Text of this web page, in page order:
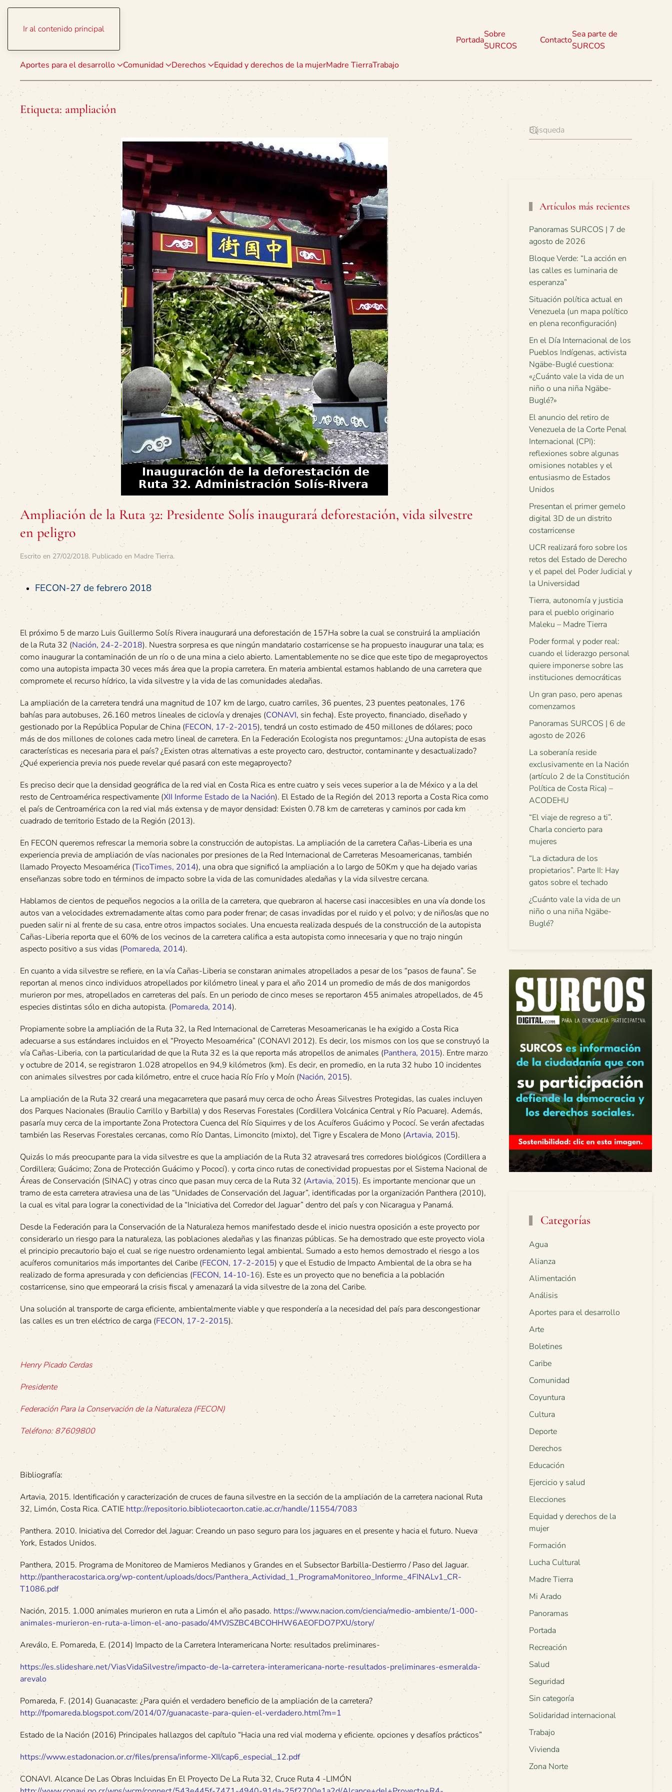
Ir al contenido principal
Aportes para el desarrollo Comunidad Derechos Equidad y derechos de la mujerMadre TierraTrabajo
Portada
Sobre
SURCOS
Contacto
Sea parte de
SURCOS
Etiqueta: ampliación
Ampliación de la Ruta 32: Presidente Solís inaugurará deforestación, vida silvestre
en peligro
Escrito en 27/02/2018. Publicado en Madre Tierra.
FECON-27 de febrero 2018
El próximo 5 de marzo Luis Guillermo Solís Rivera inaugurará una deforestación de 157Ha sobre la cual se construirá la ampliación
de la Ruta 32 (Nación, 24-2-2018). Nuestra sorpresa es que ningún mandatario costarricense se ha propuesto inaugurar una tala; es
como inaugurar la contaminación de un río o de una mina a cielo abierto. Lamentablemente no se dice que este tipo de megaproyectos
como una autopista impacta 30 veces más área que la propia carretera. En materia ambiental estamos hablando de una carretera que
compromete el recurso hídrico, la vida silvestre y la vida de las comunidades aledañas.
La ampliación de la carretera tendrá una magnitud de 107 km de largo, cuatro carriles, 36 puentes, 23 puentes peatonales, 176
bahías para autobuses, 26.160 metros lineales de ciclovía y drenajes (CONAVI, sin fecha). Este proyecto, financiado, diseñado y
gestionado por la República Popular de China (FECON, 17-2-2015), tendrá un costo estimado de 450 millones de dólares; poco
más de dos millones de colones cada metro lineal de carretera. En la Federación Ecologista nos preguntamos: ¿Una autopista de esas
características es necesaria para el país? ¿Existen otras alternativas a este proyecto caro, destructor, contaminante y desactualizado?
¿Qué experiencia previa nos puede revelar qué pasará con este megaproyecto?
Es preciso decir que la densidad geográfica de la red vial en Costa Rica es entre cuatro y seis veces superior a la de México y a la del
resto de Centroamérica respectivamente (XII Informe Estado de la Nación). El Estado de la Región del 2013 reporta a Costa Rica como
el país de Centroamérica con la red vial más extensa y de mayor densidad: Existen 0.78 km de carreteras y caminos por cada km
cuadrado de territorio Estado de la Región (2013).
En FECON queremos refrescar la memoria sobre la construcción de autopistas. La ampliación de la carretera Cañas-Liberia es una
experiencia previa de ampliación de vías nacionales por presiones de la Red Internacional de Carreteras Mesoamericanas, también
llamado Proyecto Mesoamérica (TicoTimes, 2014), una obra que significó la ampliación a lo largo de 50Km y que ha dejado varias
enseñanzas sobre todo en términos de impacto sobre la vida de las comunidades aledañas y la vida silvestre cercana.
Hablamos de cientos de pequeños negocios a la orilla de la carretera, que quebraron al hacerse casi inaccesibles en una vía donde los
autos van a velocidades extremadamente altas como para poder frenar; de casas invadidas por el ruido y el polvo; y de niños/as que no
pueden salir ni al frente de su casa, entre otros impactos sociales. Una encuesta realizada después de la construcción de la autopista
Cañas-Liberia reporta que el 60% de los vecinos de la carretera califica a esta autopista como innecesaria y que no trajo ningún
aspecto positivo a sus vidas (Pomareda, 2014).
En cuanto a vida silvestre se refiere, en la vía Cañas-Liberia se constaran animales atropellados a pesar de los “pasos de fauna”. Se
reportan al menos cinco individuos atropellados por kilómetro lineal y para el año 2014 un promedio de más de dos manigordos
murieron por mes, atropellados en carreteras del país. En un periodo de cinco meses se reportaron 455 animales atropellados, de 45
especies distintas sólo en dicha autopista. (Pomareda, 2014).
Propiamente sobre la ampliación de la Ruta 32, la Red Internacional de Carreteras Mesoamericanas le ha exigido a Costa Rica
adecuarse a sus estándares incluidos en el “Proyecto Mesoamérica” (CONAVI 2012). Es decir, los mismos con los que se construyó la
vía Cañas-Liberia, con la particularidad de que la Ruta 32 es la que reporta más atropellos de animales (Panthera, 2015). Entre marzo
y octubre de 2014, se registraron 1.028 atropellos en 94,9 kilómetros (km). Es decir, en promedio, en la ruta 32 hubo 10 incidentes
con animales silvestres por cada kilómetro, entre el cruce hacia Río Frío y Moín (Nación, 2015).
La ampliación de la Ruta 32 creará una megacarretera que pasará muy cerca de ocho Áreas Silvestres Protegidas, las cuales incluyen
dos Parques Nacionales (Braulio Carrillo y Barbilla) y dos Reservas Forestales (Cordillera Volcánica Central y Río Pacuare). Además,
pasaría muy cerca de la importante Zona Protectora Cuenca del Río Siquirres y de los Acuíferos Guácimo y Pococí. Se verán afectadas
también las Reservas Forestales cercanas, como Río Dantas, Limoncito (mixto), del Tigre y Escalera de Mono (Artavia, 2015).
Quizás lo más preocupante para la vida silvestre es que la ampliación de la Ruta 32 atravesará tres corredores biológicos (Cordillera a
Cordillera; Guácimo; Zona de Protección Guácimo y Pococí). y corta cinco rutas de conectividad propuestas por el Sistema Nacional de
Áreas de Conservación (SINAC) y otras cinco que pasan muy cerca de la Ruta 32 (Artavia, 2015). Es importante mencionar que un
tramo de esta carretera atraviesa una de las “Unidades de Conservación del Jaguar”, identificadas por la organización Panthera (2010),
la cual es vital para lograr la conectividad de la “Iniciativa del Corredor del Jaguar” dentro del país y con Nicaragua y Panamá.
Desde la Federación para la Conservación de la Naturaleza hemos manifestado desde el inicio nuestra oposición a este proyecto por
considerarlo un riesgo para la naturaleza, las poblaciones aledañas y las finanzas públicas. Se ha demostrado que este proyecto viola
el principio precautorio bajo el cual se rige nuestro ordenamiento legal ambiental. Sumado a esto hemos demostrado el riesgo a los
acuíferos comunitarios más importantes del Caribe (FECON, 17-2-2015) y que el Estudio de Impacto Ambiental de la obra se ha
realizado de forma apresurada y con deficiencias (FECON, 14-10-16). Este es un proyecto que no beneficia a la población
costarricense, sino que empeorará la crisis fiscal y amenazará la vida silvestre de la zona del Caribe.
Una solución al transporte de carga eficiente, ambientalmente viable y que respondería a la necesidad del país para descongestionar
las calles es un tren eléctrico de carga (FECON, 17-2-2015).
Henry Picado Cerdas
Presidente
Federación Para la Conservación de la Naturaleza (FECON)
Teléfono: 87609800
Bibliografía:
Artavia, 2015. Identificación y caracterización de cruces de fauna silvestre en la sección de la ampliación de la carretera nacional Ruta
32, Limón, Costa Rica. CATIE http://repositorio.bibliotecaorton.catie.ac.cr/handle/11554/7083
Panthera. 2010. Iniciativa del Corredor del Jaguar: Creando un paso seguro para los jaguares en el presente y hacia el futuro. Nueva
York, Estados Unidos.
Panthera, 2015. Programa de Monitoreo de Mamieros Medianos y Grandes en el Subsector Barbilla-Destierrro / Paso del Jaguar.
http://pantheracostarica.org/wp-content/uploads/docs/Panthera_Actividad_1_ProgramaMonitoreo_Informe_4FINALv1_CR-
T1086.pdf
Nación, 2015. 1.000 animales murieron en ruta a Limón el año pasado. https://www.nacion.com/ciencia/medio-ambiente/1-000-
animales-murieron-en-ruta-a-limon-el-ano-pasado/4MVJSZBC4BCOHHW6AEOFDO7PXU/story/
Areválo, E. Pomareda, E. (2014) Impacto de la Carretera Interamericana Norte: resultados preliminares-
https://es.slideshare.net/ViasVidaSilvestre/impacto-de-la-carretera-interamericana-norte-resultados-preliminares-esmeralda-
arevalo
Pomareda, F. (2014) Guanacaste: ¿Para quién el verdadero beneficio de la ampliación de la carretera?
http://fpomareda.blogspot.com/2014/07/guanacaste-para-quien-el-verdadero.html?m=1
Estado de la Nación (2016) Principales hallazgos del capítulo “Hacia una red vial moderna y eficiente. opciones y desafíos prácticos”
https://www.estadonacion.or.cr/files/prensa/informe-XII/cap6_especial_12.pdf
CONAVI. Alcance De Las Obras Incluidas En El Proyecto De La Ruta 32, Cruce Ruta 4 -LIMÓN
Artículos más recientes
Panoramas SURCOS | 7 de
agosto de 2026
Bloque Verde: “La acción en
las calles es luminaria de
esperanza”
Situación política actual en
Venezuela (un mapa político
en plena reconfiguración)
En el Día Internacional de los
Pueblos Indígenas, activista
Ngäbe-Buglé cuestiona:
«¿Cuánto vale la vida de un
niño o una niña Ngäbe-
Buglé?»
El anuncio del retiro de
Venezuela de la Corte Penal
Internacional (CPI):
reflexiones sobre algunas
omisiones notables y el
entusiasmo de Estados
Unidos
Presentan el primer gemelo
digital 3D de un distrito
costarricense
UCR realizará foro sobre los
retos del Estado de Derecho
y el papel del Poder Judicial y
la Universidad
Tierra, autonomía y justicia
para el pueblo originario
Maleku – Madre Tierra
Poder formal y poder real:
cuando el liderazgo personal
quiere imponerse sobre las
instituciones democráticas
Un gran paso, pero apenas
comenzamos
Panoramas SURCOS | 6 de
agosto de 2026
La soberanía reside
exclusivamente en la Nación
(artículo 2 de la Constitución
Política de Costa Rica) –
ACODEHU
“El viaje de regreso a ti”.
Charla concierto para
mujeres
“La dictadura de los
propietarios”. Parte II: Hay
gatos sobre el techado
¿Cuánto vale la vida de un
niño o una niña Ngäbe-
Buglé?
Categorías
Agua
Alianza
Alimentación
Análisis
Aportes para el desarrollo
Arte
Boletines
Caribe
Comunidad
Coyuntura
Cultura
Deporte
Derechos
Educación
Ejercicio y salud
Elecciones
Equidad y derechos de la
mujer
Formación
Lucha Cultural
Madre Tierra
Mi Arado
Panoramas
Portada
Recreación
Salud
Seguridad
Sin categoría
Solidaridad internacional
Trabajo
Vivienda
Zona Norte